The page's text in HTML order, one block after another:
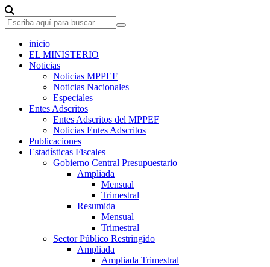
inicio
EL MINISTERIO
Noticias
Noticias MPPEF
Noticias Nacionales
Especiales
Entes Adscritos
Entes Adscritos del MPPEF
Noticias Entes Adscritos
Publicaciones
Estadísticas Fiscales
Gobierno Central Presupuestario
Ampliada
Mensual
Trimestral
Resumida
Mensual
Trimestral
Sector Público Restringido
Ampliada
Ampliada Trimestral